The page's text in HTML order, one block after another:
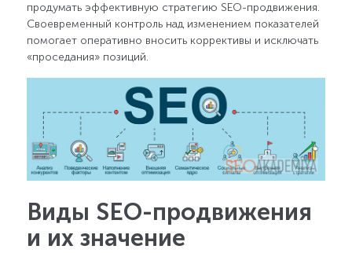
продумать эффективную стратегию SEO-продвижения.
Своевременный контроль над изменением показателей
помогает оперативно вносить коррективы и исключать
«проседания» позиций.
Виды SEO-продвижения
и их значение